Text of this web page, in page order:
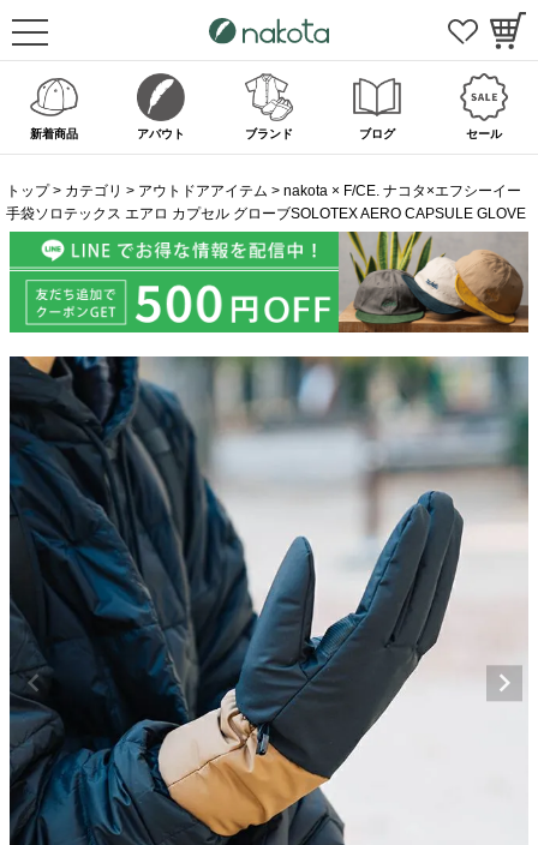
新着商品 アバウト ブランド ブログ セール
トップ カテゴリ アウトドアアイテム
nakota × F/CE. ナコタ×エフシーイー
手袋ソロテックス エアロ カプセル グローブSOLOTEX AERO CAPSULE GLOVE